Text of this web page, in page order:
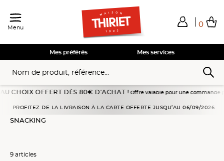
Menu 0
Total de mes achats
Voir mon panier
Voir mon panier
Voir mon panier
Voir mon panier
Mes services
Mes préférés
OFFERT DÈS 80€ D’ACHAT !Offre valable pour une commande passée en
PROFITEZ DE LA LIVRAISON À LA CARTE OFFERTE JUSQU’AU 06/09/2026
SNACKING
9 articles